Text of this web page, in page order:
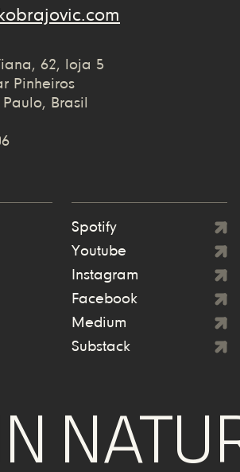
62, loja 5
Pinheiros
Brasil
Spotify
Youtube
Instagram
Facebook
Medium
Substack